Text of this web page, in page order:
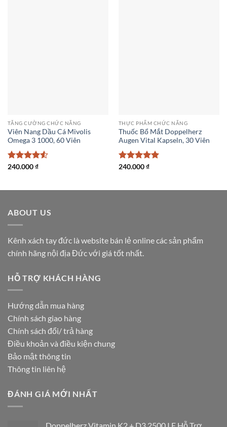
TĂNG CƯỜNG CHỨC NĂNG
Viên Nang Dầu Cá Mivolis
Omega 3 1000, 60 Viên
Được xếp
240.000₫
THỰC PHẨM CHỨC NĂNG
Thuốc Bổ Mắt Doppelherz
Augen Vital Kapseln, 30 Viên
Được xếp
240.000₫
ABOUT US
Kênh xách tay đức là website bán lẻ online các sản phẩm
chính hãng nội địa Đức với giá tốt nhất.
HỖ TRỢ KHÁCH HÀNG
Hướng dẫn mua hàng
Chính sách giao hàng
Chính sách đổi/ trả hàng
Điều khoản và điều kiện chung
Bảo mật thông tin
Thông tin liên hệ
ĐÁNH GIÁ MỚI NHẤT
Doppelherz Vitamin K2 + D3 2500 I.E Hỗ Trợ